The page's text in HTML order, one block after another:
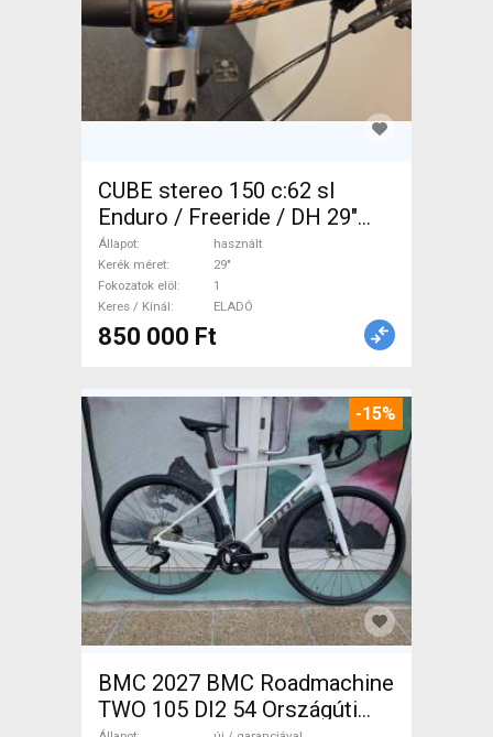
CUBE stereo 150 c:62 sl
Enduro / Freeride / DH 29"
használt ELADÓ
Állapot
használt
Kerék méret
29"
Fokozatok elöl
1
Keres / Kínál
ELADÓ
850 000 Ft
-15%
BMC 2027 BMC Roadmachine
TWO 105 DI2 54 Országúti